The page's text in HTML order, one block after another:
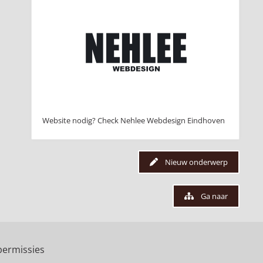
Website nodig? Check Nehlee Webdesign Eindhoven
Nieuw onderwerp
Ga naar